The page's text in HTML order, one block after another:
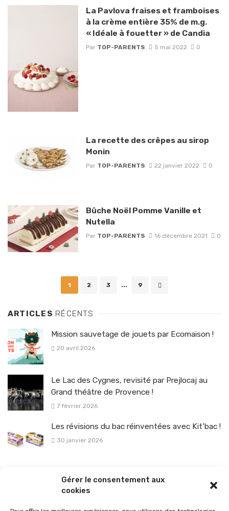
Gérer le consentement aux
cookies
La Pavlova fraises et framboises
à la crème entière 35% de m.g.
« Idéale à fouetter » de Candia
Par TOP-PARENTS 5 mai 2022 0
La recette des crêpes au sirop
Monin
Par TOP-PARENTS 22 janvier 2022 0
Bûche Noël Pomme Vanille et
Nutella
Par TOP-PARENTS 16 décembre 2021 0
1 2 3 ... 9
ARTICLES RÉCENTS
Mission sauvetage de jouets par Ecomaison !
20 avril 2026
Le Lac des Cygnes, revisité par Prejlocaj au
Grand théâtre de Provence !
7 février 2026
Les révisions du bac réinventées avec Kit’bac !
30 janvier 2026